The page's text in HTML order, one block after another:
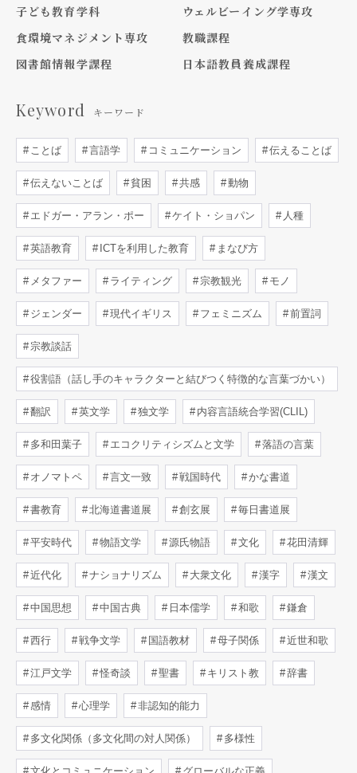
子ども教育学科
ウェルビーイング学専攻
食環境マネジメント専攻
教職課程
図書館情報学課程
日本語教員養成課程
Keyword キーワード
ことば 言語学 コミュニケーション 伝えることば
伝えないことば 貧困 共感 動物
エドガー・アラン・ポー ケイト・ショパン 人種
英語教育 ICTを利用した教育 まなび方
メタファー ライティング 宗教観光 モノ
ジェンダー 現代イギリス フェミニズム 前置詞
宗教談話
役割語（話し手のキャラクターと結びつく特徴的な言葉づかい）
翻訳 英文学 独文学 内容言語統合学習(CLIL)
多和田葉子 エコクリティシズムと文学 落語の言葉
オノマトペ 言文一致 戦国時代 かな書道
書教育 北海道書道展 創玄展 毎日書道展
平安時代 物語文学 源氏物語 文化 花田清輝
近代化 ナショナリズム 大衆文化 漢字 漢文
中国思想 中国古典 日本儒学 和歌 鎌倉
西行 戦争文学 国語教材 母子関係 近世和歌
江戸文学 怪奇談 聖書 キリスト教 辞書
感情 心理学 非認知的能力
多文化関係（多文化間の対人関係） 多様性